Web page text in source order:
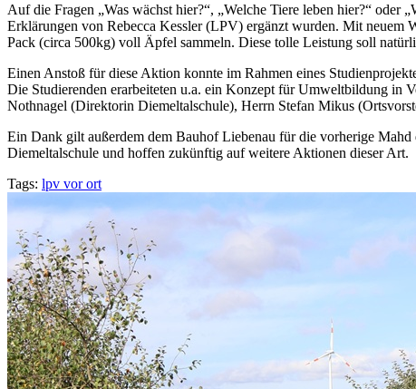
Auf die Fragen „Was wächst hier?“, „Welche Tiere leben hier?“
Erklärungen von Rebecca Kessler (LPV) ergänzt wurden. Mit neuem
Pack (circa 500kg) voll Äpfel sammeln. Diese tolle Leistung soll
Einen Anstoß für diese Aktion konnte im Rahmen eines
Die Studierenden erarbeiteten u.a. ein Konzept für Umweltbildung in
Nothnagel (Direktorin Diemeltalschule), Herrn Stefan Mikus
Ein Dank gilt außerdem dem Bauhof Liebenau für die vorherige
Diemeltalschule und hoffen zukünftig auf weitere Aktionen dieser Art.
Tags: lpv vor ort